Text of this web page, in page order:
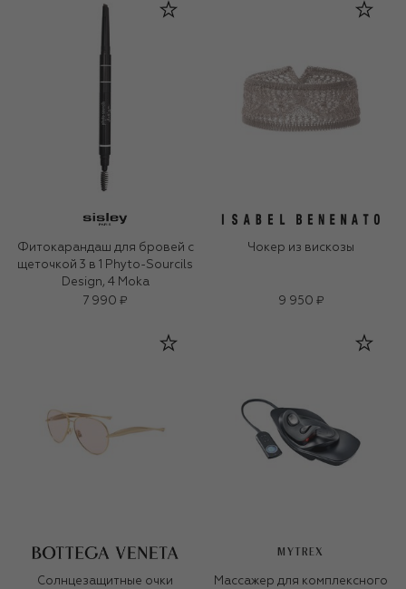
Фитокарандаш для бровей с
щеточкой 3 в 1 Phyto-Sourcils
Design, 4 Moka
7 990 ₽
Чокер из вискозы
9 950 ₽
Солнцезащитные очки
MYTREX
Массажер для комплексного